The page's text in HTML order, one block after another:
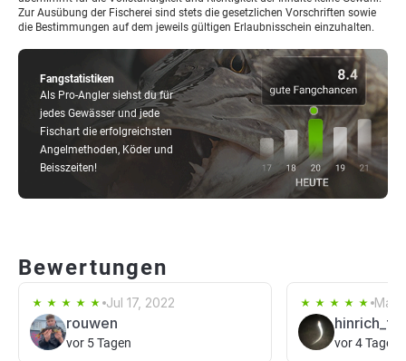
Fangstatistiken
Als Pro-Angler siehst du für
jedes Gewässer und jede
Fischart die erfolgreichsten
Angelmethoden, Köder und
Beisszeiten!
Zur Ausübung der Fischerei sind stets die gesetzlichen Vorschriften sowie
die Bestimmungen auf dem jeweils gültigen Erlaubnisschein einzuhalten.
Bewertungen
Jul 17, 2022
rouwen
vor 5 Tagen
May
hinrich_f
vor 4 Tagen